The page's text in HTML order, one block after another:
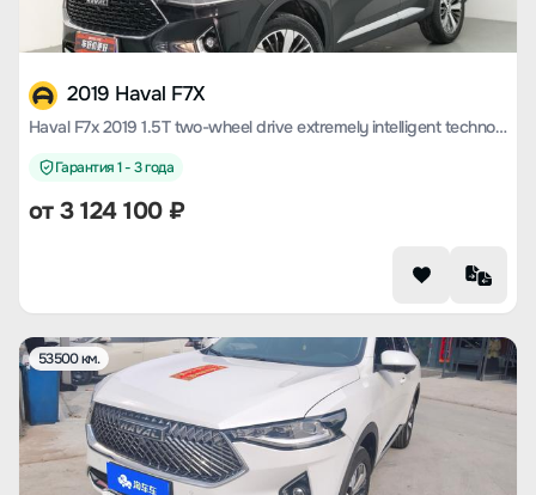
2019 Haval F7X
Haval F7x 2019 1.5T two-wheel drive extremely intelligent technology version
Гарантия 1 - 3 года
от3 124 100₽
53500 км.